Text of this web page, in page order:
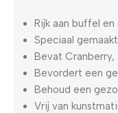
Rijk aan buffel
Speciaal
Bevat Cranberry,
Bevordert een
Behoud een
Vrij van